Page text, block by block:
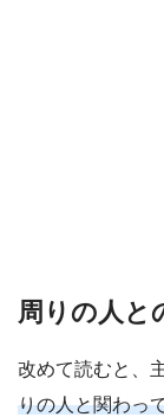
周りの人と
改めて読むと、
りの人と関わっ